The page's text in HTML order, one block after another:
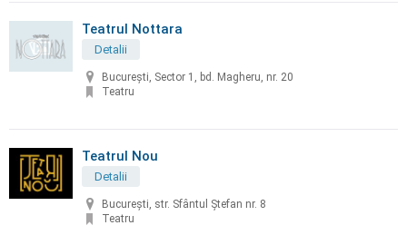
Teatrul Nottara
Detalii
Bucureşti, Sector 1, bd. Magheru, nr. 20
Teatru
Teatrul Nou
Detalii
București, str. Sfântul Ștefan nr. 8
Teatru